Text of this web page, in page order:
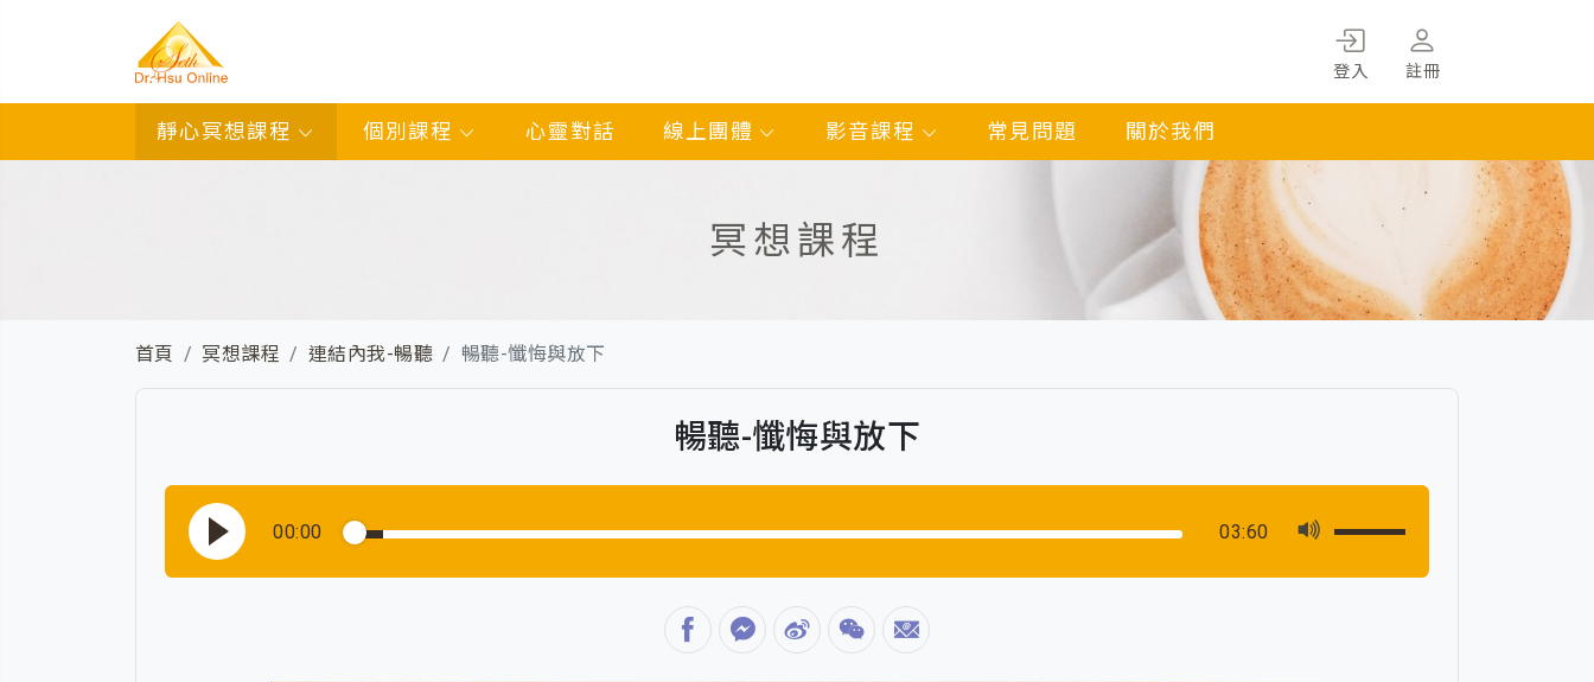
登入 註冊
靜心冥想課程 個別課程 心靈對話 線上團體 影音課程 常見問題 關於我們
冥想課程
首頁 冥想課程 連結內我-暢聽 暢聽-懺悔與放下
暢聽-懺悔與放下
00:00 03:60